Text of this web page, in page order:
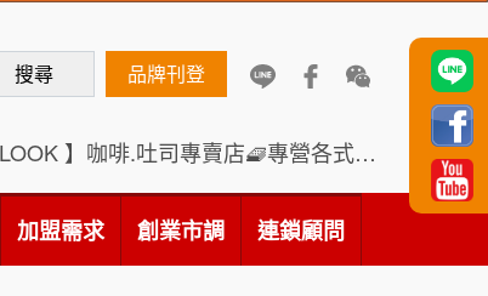
搜尋 品牌刊登
【咖啡LOOK 】咖啡.吐司專賣店🧇專營各式創意法式吐司
加盟需求 創業市調 連鎖顧問
SHARE TEA歇腳亭
TEA TOP台灣第一味
1 Cozy coffee可集咖啡
何 先生/小姐 台南
呂 先生/小姐 新竹市
加盟預算 200萬~400萬